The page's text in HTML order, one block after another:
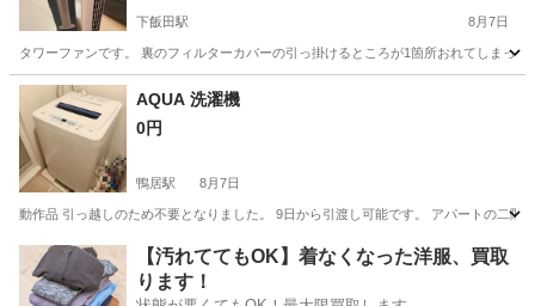
下飯田駅 8月7日
タワーファンです。 裏のフィルターカバーの引っ掛けるところが1箇所おれてしまっ
神奈川 横浜市 下飯田駅
AQUA 洗濯機
0円
鴨居駅 8月7日
動作品 引っ越しのため不要となりました。 9日から引渡し可能です。 アパートの二階
神奈川 横浜市 鴨居駅 生活家電
【汚れててもOK】着なくなった洋服、買取
ります！